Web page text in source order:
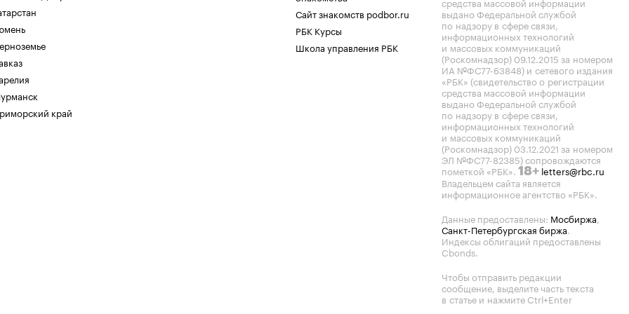
край
Сайт знакомств podbor.ru
РБК Курсы
Школа управления РБК
выдано Федеральной службой
по надзору в сфере связи,
информационных технологий
и массовых коммуникаций
(Роскомнадзор) 09.12.2015 за номером
ИА №ФС77-63848) и сетевого издания
«РБК» (свидетельство о регистрации
средства массовой информации
выдано Федеральной службой
по надзору в сфере связи,
информационных технологий
и массовых коммуникаций
(Роскомнадзор) 03.12.2021 за номером
ЭЛ №ФС77-82385) сопровождаются
пометкой «РБК». 18+ letters@rbc.ru
Владельцем сайта является
информационное агентство «РБК».
Данные предоставлены: Мосбиржа,
Санкт-Петербургская биржа.
Индексы облигаций предоставлены
Cbonds.
Чтобы отправить редакции
сообщение, выделите часть текста
в статье и нажмите Ctrl+Enter